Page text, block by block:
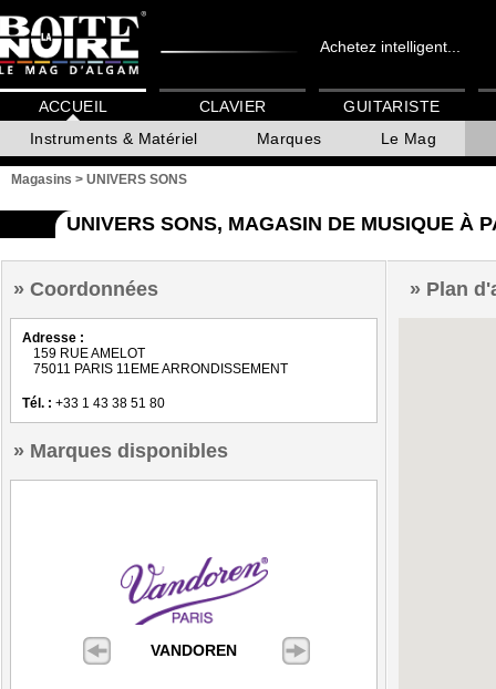
Achetez intelligent...
ACCUEIL
Instruments & Matériel
Marques Le Mag
CLAVIER GUITARISTE
Magasins > UNIVERS SONS
UNIVERS SONS, MAGASIN DE MUSIQUE À
Coordonnées
Adresse :
159 RUE AMELOT
75011 PARIS 11EME ARRONDISSEMENT
Tél. : +33 1 43 38 51 80
Marques disponibles
VANDOREN
Plan